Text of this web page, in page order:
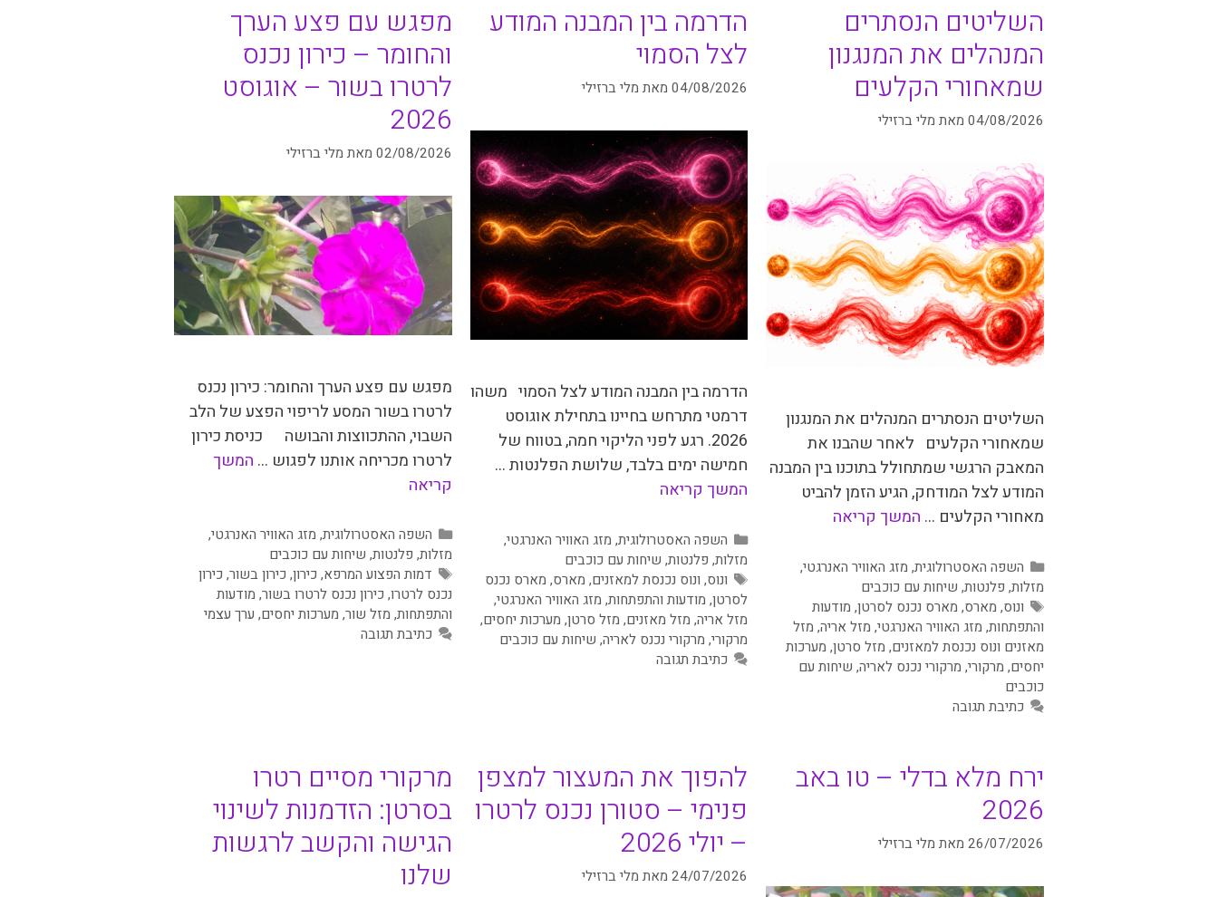
השליטים הנסתרים
המנהלים את המנגנון
שמאחורי הקלעים
04/08/2026 מאת מלי ברזילי
השליטים הנסתרים המנהלים את המנגנון
שמאחורי הקלעים לאחר שהבנו את
המאבק הרגשי שמתחולל בתוכנו בין המבנה
המודע לצל המודחק, הגיע הזמן להביט
מאחורי הקלעים … המשך קריאה
קטגוריות
השפה האסטרולוגית, מזג האוויר האנרגטי,
מזלות, פלנטות, שיחות עם כוכבים
תגיות
ונוס, מארס, מארס נכנס לסרטן, מודעות
והתפתחות, מזג האוויר האנרגטי, מזל אריה, מזל
מאזנים ונוס נכנסת למאזנים, מזל סרטן, מערכות
יחסים, מרקורי, מרקורי נכנס לאריה, שיחות עם
כוכבים
כתיבת תגובה
הדרמה בין המבנה המודע
לצל הסמוי
04/08/2026 מאת מלי ברזילי
הדרמה בין המבנה המודע לצל הסמוי משהו
דרמטי מתרחש בחיינו בתחילת אוגוסט
2026. רגע לפני הליקוי חמה, בטווח של
חמישה ימים בלבד, שלושת הפלנטות …
המשך קריאה
קטגוריות
השפה האסטרולוגית, מזג האוויר האנרגטי,
מזלות, פלנטות, שיחות עם כוכבים
תגיות
ונוס, ונוס נכנסת למאזנים, מארס, מארס נכנס
לסרטן, מודעות והתפתחות, מזג האוויר האנרגטי,
מזל אריה, מזל מאזנים, מזל סרטן, מערכות יחסים,
מרקורי, מרקורי נכנס לאריה, שיחות עם כוכבים
כתיבת תגובה
מפגש עם פצע הערך
והחומר – כירון נכנס
לרטרו בשור – אוגוסט
2026
02/08/2026 מאת מלי ברזילי
מפגש עם פצע הערך והחומר: כירון נכנס
לרטרו בשור המסע לריפוי הפצע של הלב
השבוי, ההתכווצות והבושה כניסת כירון
לרטרו מכריחה אותנו לפגוש … המשך
קריאה
קטגוריות
השפה האסטרולוגית, מזג האוויר האנרגטי,
מזלות, פלנטות, שיחות עם כוכבים
תגיות
דמות הפצוע המרפא, כירון, כירון בשור, כירון
נכנס לרטרו, כירון נכנס לרטרו בשור, מודעות
והתפתחות, מזל שור, מערכות יחסים, ערך עצמי
כתיבת תגובה
ירח מלא בדלי – טו באב
2026
26/07/2026 מאת מלי ברזילי
להפוך את המעצור למצפן
פנימי – סטורן נכנס לרטרו
– יולי 2026
24/07/2026 מאת מלי ברזילי
מרקורי מסיים רטרו
בסרטן: הזדמנות לשינוי
הגישה והקשב לרגשות
שלנו